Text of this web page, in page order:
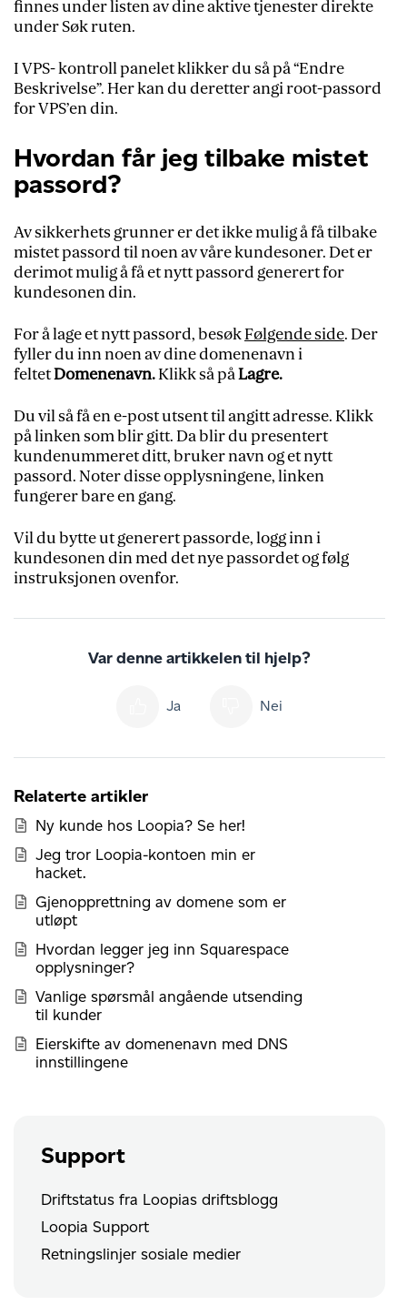
finnes under listen av dine aktive tjenester direkte
under Søk ruten.
I VPS- kontroll panelet klikker du så på “Endre
Beskrivelse”. Her kan du deretter angi root-passord
for VPS’en din.
Hvordan får jeg tilbake mistet
passord?
Av sikkerhets grunner er det ikke mulig å få tilbake
mistet passord til noen av våre kundesoner. Det er
derimot mulig å få et nytt passord generert for
kundesonen din.
For å lage et nytt passord, besøkFølgende side. Der
fyller du inn noen av dine domenenavn i
feltetDomenenavn.Klikk så påLagre.
Du vil så få en e-post utsent til angitt adresse. Klikk
på linken som blir gitt. Da blir du presentert
kundenummeret ditt, bruker navn og et nytt
passord. Noter disse opplysningene, linken
fungerer bare en gang.
Vil du bytte ut generert passorde, logg inn i
kundesonen din med det nye passordet og følg
instruksjonen ovenfor.
Var denne artikkelen til hjelp?
Ja Nei
Relaterte artikler
Ny kunde hos Loopia? Se her!
Jeg tror Loopia-kontoen min er
hacket.
Gjenopprettning av domene som er
utløpt
Hvordan legger jeg inn Squarespace
opplysninger?
Vanlige spørsmål angående utsending
til kunder
Eierskifte av domenenavn med DNS
innstillingene
Support
Driftstatus fra Loopias driftsblogg
Loopia Support
Retningslinjer sosiale medier